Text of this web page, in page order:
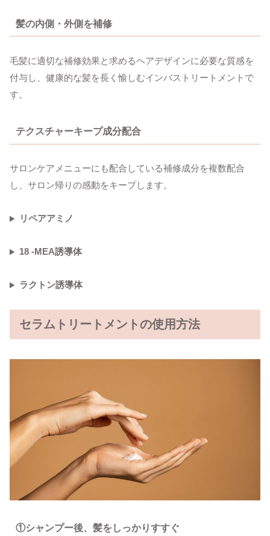
髪の内側・外側を補修
毛髪に適切な補修効果と求めるヘアデザインに必要な質感を
付与し、健康的な髪を長く愉しむインバストリートメントで
す。
テクスチャーキープ成分配合
サロンケアメニューにも配合している補修成分を複数配合
し、サロン帰りの感動をキープします。
リペアアミノ
18 -MEA誘導体
ラクトン誘導体
セラムトリートメントの使用方法
①シャンプー後、髪をしっかりすすぐ